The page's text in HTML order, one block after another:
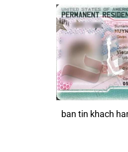
ban tin khach